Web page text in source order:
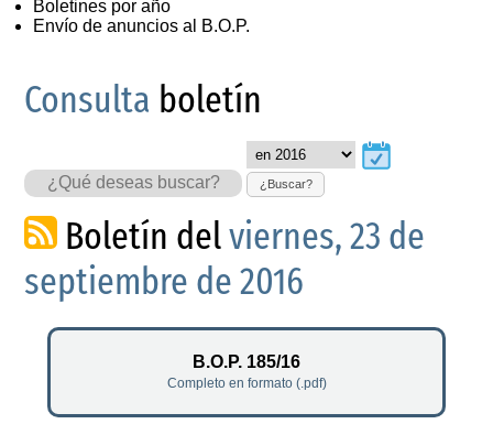
Boletines por año
Envío de anuncios al B.O.P.
Consulta boletín
¿Buscar?
Boletín delviernes, 23 de
septiembre de 2016
B.O.P. 185/16
Completo en formato (.pdf)